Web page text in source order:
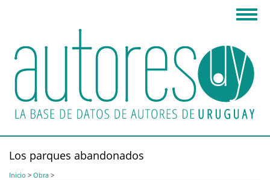
principal
Los parques abandonados
Inicio > Obra >